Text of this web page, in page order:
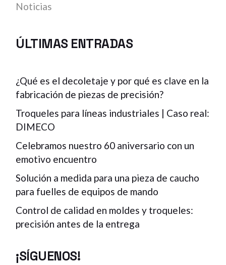
Noticias
ÚLTIMAS ENTRADAS
¿Qué es el decoletaje y por qué es clave en la
fabricación de piezas de precisión?
Troqueles para líneas industriales | Caso real:
DIMECO
Celebramos nuestro 60 aniversario con un
emotivo encuentro
Solución a medida para una pieza de caucho
para fuelles de equipos de mando
Control de calidad en moldes y troqueles:
precisión antes de la entrega
¡SÍGUENOS!